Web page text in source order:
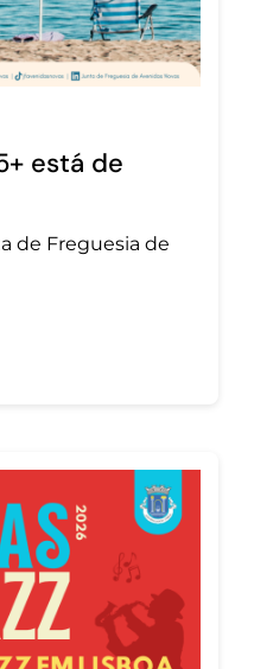
está de
de Freguesia de